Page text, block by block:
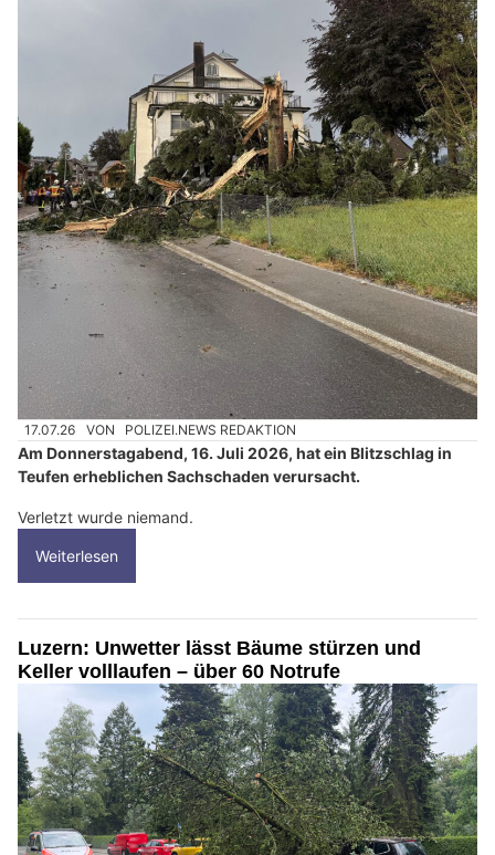
17.07.26 VON POLIZEI.NEWS REDAKTION
Am Donnerstagabend, 16. Juli 2026, hat ein Blitzschlag in
Teufen erheblichen Sachschaden verursacht.
Verletzt wurde niemand.
Weiterlesen
Luzern: Unwetter lässt Bäume stürzen und
Keller volllaufen – über 60 Notrufe